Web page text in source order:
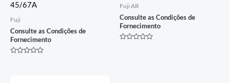
45/67A
Fuji
Consulte as Condições de
Fornecimento
Fuji AR
Consulte as Condições de
Fornecimento